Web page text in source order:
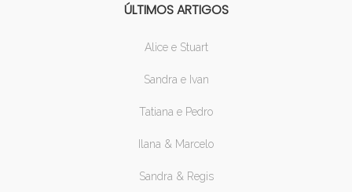
ÚLTIMOS ARTIGOS
Alice e Stuart
Sandra e Ivan
Tatiana e Pedro
Ilana & Marcelo
Sandra & Regis